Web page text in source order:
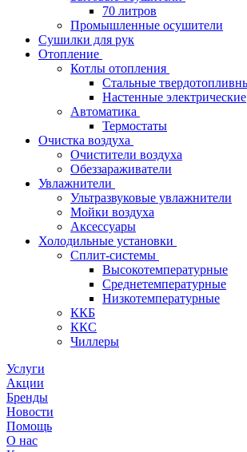
70 литров
Промышленные осушители
Сушилки для рук
Отопление
Котлы отопления
Стальные
Настенные электрические
Автоматика
Термостаты
Очистка воздуха
Очистители воздуха
Обеззараживатели
Увлажнители
Ультразвуковые увлажнители
Мойки воздуха
Аксессуары
Холодильные установки
Сплит-системы
Высокотемпературные
Среднетемпературные
Низкотемпературные
ККБ
ККС
Чиллеры
Услуги
Акции
Бренды
Новости
Помощь
О нас